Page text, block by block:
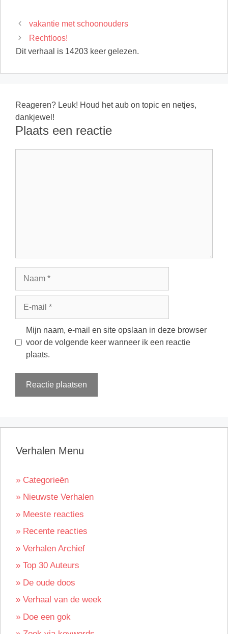
vakantie met schoonouders
Rechtloos!
Dit verhaal is 14203 keer gelezen.
Reageren? Leuk! Houd het aub on topic en netjes,
dankjewel!
Plaats een reactie
Mijn naam, e-mail en site opslaan in deze browser
voor de volgende keer wanneer ik een reactie
plaats.
Verhalen Menu
» Categorieën
» Nieuwste Verhalen
» Meeste reacties
» Recente reacties
» Verhalen Archief
» Top 30 Auteurs
» De oude doos
» Verhaal van de week
» Doe een gok